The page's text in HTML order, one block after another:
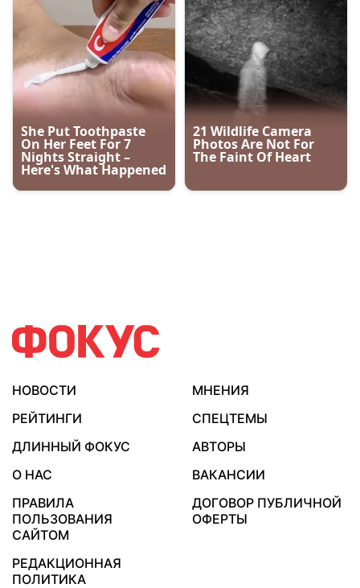
НОВОСТИ
МНЕНИЯ
РЕЙТИНГИ
СПЕЦТЕМЫ
ДЛИННЫЙ ФОКУС
АВТОРЫ
О НАС
ВАКАНСИИ
ПРАВИЛА
ПОЛЬЗОВАНИЯ
САЙТОМ
ДОГОВОР ПУБЛИЧНОЙ
ОФЕРТЫ
РЕДАКЦИОННАЯ
ПОЛИТИКА